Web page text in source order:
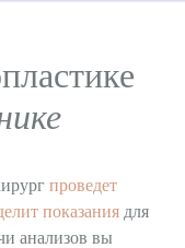
проведет
показания для
анализов вы